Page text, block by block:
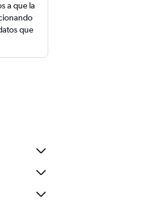
a que la
que